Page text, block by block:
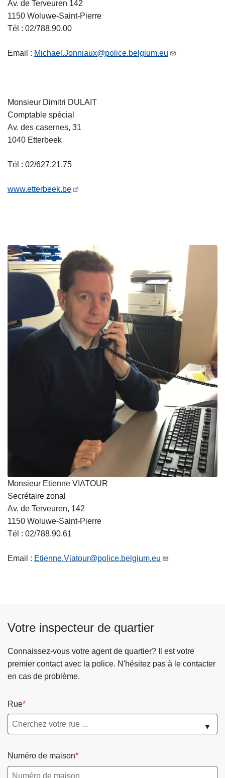
Av. de Terveuren 142
1150 Woluwe-Saint-Pierre
Tél : 02/788.90.00
Email : Michael.Jonniaux@police.belgium.eu
Monsieur Dimitri DULAIT
Comptable spécial
Av. des casernes, 31
1040 Etterbeek
Tél : 02/627.21.75
www.etterbeek.be
Monsieur Etienne VIATOUR
Secrétaire zonal
Av. de Terveuren, 142
1150 Woluwe-Saint-Pierre
Tél : 02/788.90.61
Email : Etienne.Viatour@police.belgium.eu
Votre inspecteur de quartier
Connaissez-vous votre agent de quartier? Il est votre
premier contact avec la police. N'hésitez pas à le contacter
en cas de problème.
Rue
▼
Numéro de maison